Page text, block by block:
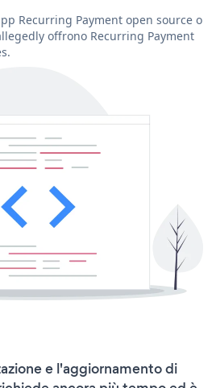
Recurring Payment open source o
offrono Recurring Payment
e l'aggiornamento di